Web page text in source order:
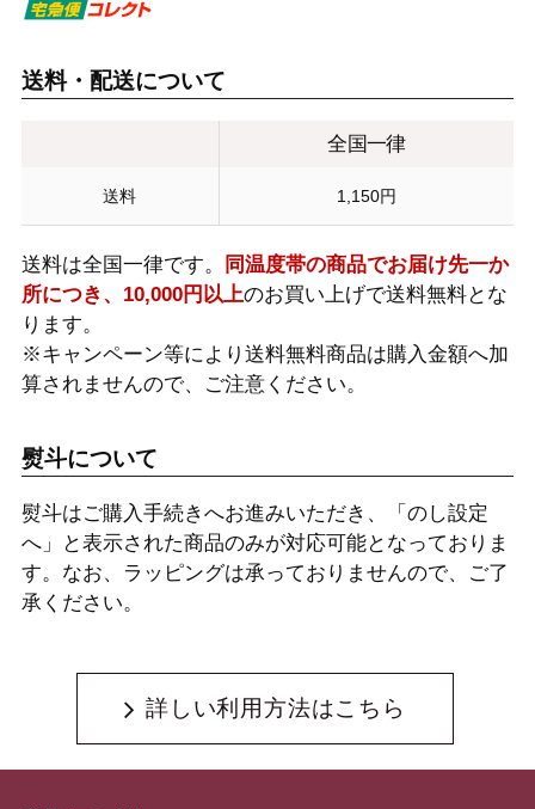
送料・配送について
全国一律
送料 1,150円
送料は全国一律です。
同温度帯の商品でお届け先一か
所につき、10,000円以上のお買い上げで送料無料とな
ります。
※キャンペーン等により送料無料商品は購入金額へ加
算されませんので、ご注意ください。
熨斗について
熨斗はご購入手続きへお進みいただき、「のし設定
へ」と表示された商品のみが対応可能となっておりま
す。なお、ラッピングは承っておりませんので、ご了
承ください。
詳しい利用方法はこちら